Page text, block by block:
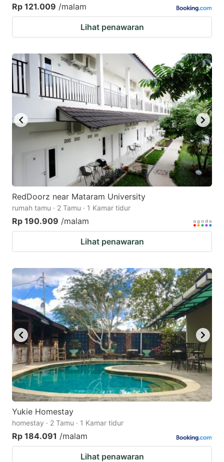
Rp 121.009 /malam
Lihat penawaran
RedDoorz near Mataram University
rumah tamu · 2 Tamu · 1 Kamar tidur
Rp 190.909 /malam
Lihat penawaran
Yukie Homestay
homestay · 2 Tamu · 1 Kamar tidur
Rp 184.091 /malam
Lihat penawaran